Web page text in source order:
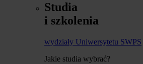
Studia
i szkolenia
wydziały Uniwersytetu SWPS
Jakie studia wybrać?